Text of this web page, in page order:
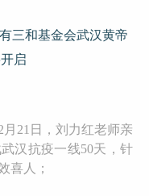
三和基金会武汉黄帝
启
21日，刘力红老师亲
汉抗疫一线50天，针
喜人；